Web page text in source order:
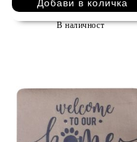
В наличност